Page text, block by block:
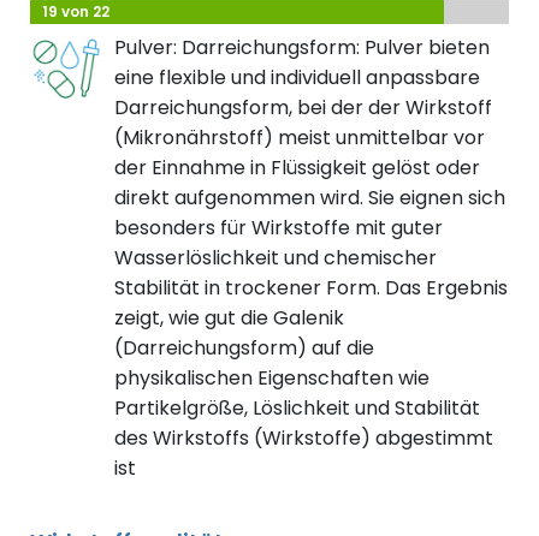
19 von 22
Pulver: Darreichungsform: Pulver bieten
eine flexible und individuell anpassbare
Darreichungsform, bei der der Wirkstoff
(Mikronährstoff) meist unmittelbar vor
der Einnahme in Flüssigkeit gelöst oder
direkt aufgenommen wird. Sie eignen sich
besonders für Wirkstoffe mit guter
Wasserlöslichkeit und chemischer
Stabilität in trockener Form. Das Ergebnis
zeigt, wie gut die Galenik
(Darreichungsform) auf die
physikalischen Eigenschaften wie
Partikelgröße, Löslichkeit und Stabilität
des Wirkstoffs (Wirkstoffe) abgestimmt
ist